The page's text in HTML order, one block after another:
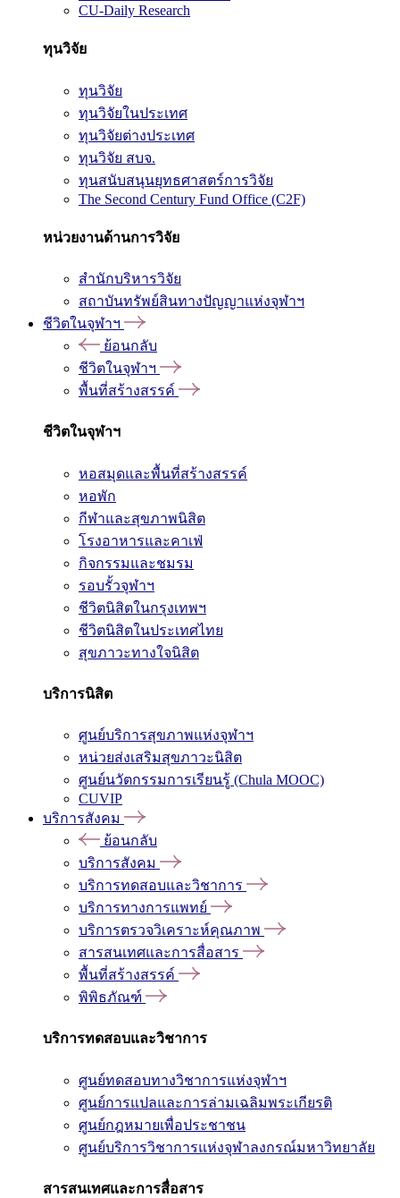
CU-Daily Research
ทุนวิจัย
ทุนวิจัย
ทุนวิจัยในประเทศ
ทุนวิจัยต่างประเทศ
ทุนวิจัย สบจ.
ทุนสนับสนุนยุทธศาสตร์การวิจัย
The Second Century Fund Office (C2F)
หน่วยงานด้านการวิจัย
สำนักบริหารวิจัย
สถาบันทรัพย์สินทางปัญญาแห่งจุฬาฯ
ชีวิตในจุฬาฯ
ย้อนกลับ
ชีวิตในจุฬาฯ
พื้นที่สร้างสรรค์
ชีวิตในจุฬาฯ
หอสมุดและพื้นที่สร้างสรรค์
หอพัก
กีฬาและสุขภาพนิสิต
โรงอาหารและคาเฟ่
กิจกรรมและชมรม
รอบรั้วจุฬาฯ
ชีวิตนิสิตในกรุงเทพฯ
ชีวิตนิสิตในประเทศไทย
สุขภาวะทางใจนิสิต
บริการนิสิต
ศูนย์บริการสุขภาพแห่งจุฬาฯ
หน่วยส่งเสริมสุขภาวะนิสิต
ศูนย์นวัตกรรมการเรียนรู้ (Chula MOOC)
CUVIP
บริการสังคม
ย้อนกลับ
บริการสังคม
บริการทดสอบและวิชาการ
บริการทางการแพทย์
บริการตรวจวิเคราะห์คุณภาพ
สารสนเทศและการสื่อสาร
พื้นที่สร้างสรรค์
พิพิธภัณฑ์
บริการทดสอบและวิชาการ
ศูนย์ทดสอบทางวิชาการแห่งจุฬาฯ
ศูนย์การแปลและการล่ามเฉลิมพระเกียรติ
ศูนย์กฎหมายเพื่อประชาชน
ศูนย์บริการวิชาการแห่งจุฬาลงกรณ์มหาวิทยาลัย
สารสนเทศและการสื่อสาร